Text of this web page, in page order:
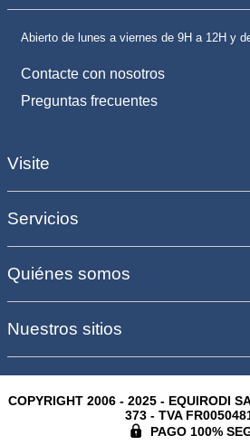
Abierto de lunes a viernes de 9H a 12H y
Contacte con nosotros
Preguntas frecuentes
Visite
Servicios
Quiénes somos
Nuestros sitios
COPYRIGHT 2006 - 2025 - EQUIRODI
373 - TVA
PAGO 100%